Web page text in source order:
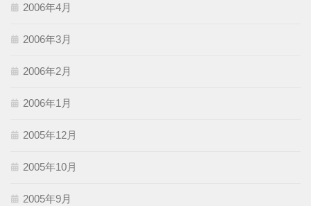
2006年4月
2006年3月
2006年2月
2006年1月
2005年12月
2005年10月
2005年9月